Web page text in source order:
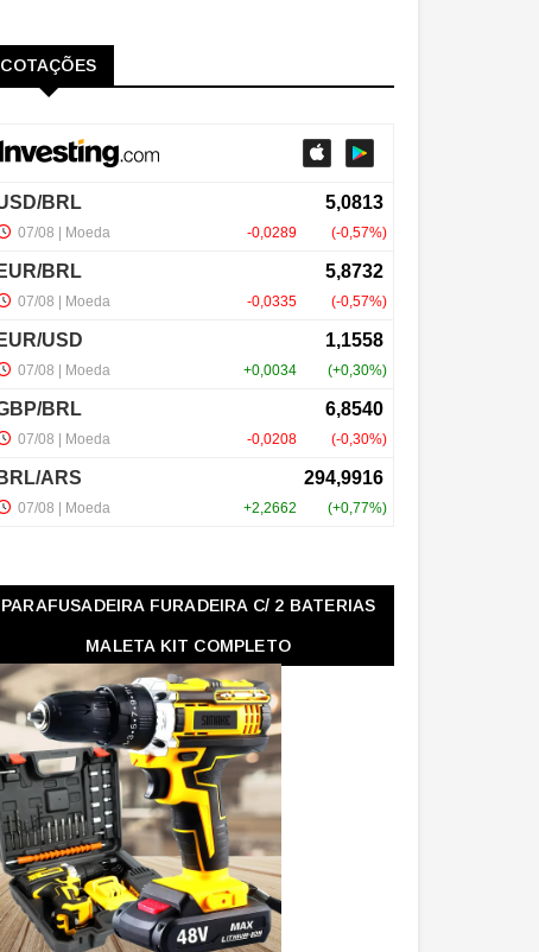
COTAÇÕES
PARAFUSADEIRA FURADEIRA C/ 2 BATERIAS
MALETA KIT COMPLETO